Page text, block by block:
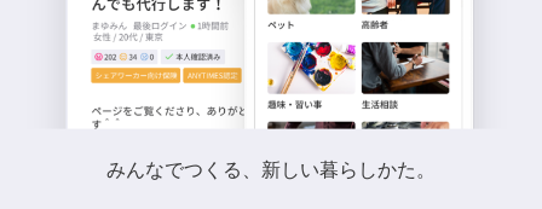
みんなでつくる、新しい暮らしかた。